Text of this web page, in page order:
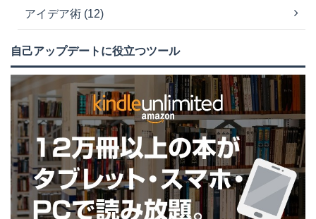
アイデア術 (12)
自己アップデートに役立つツール